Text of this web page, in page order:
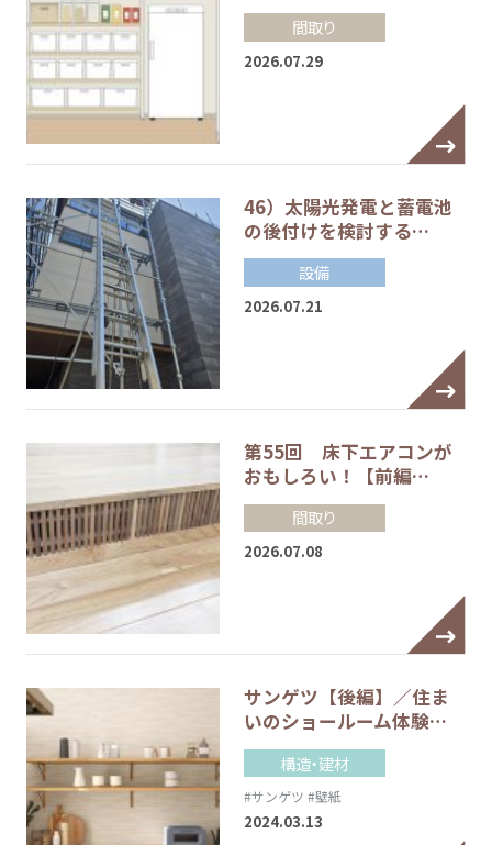
間取り
2026.07.29
46）太陽光発電と蓄電池
の後付けを検討する…
設備
2026.07.21
第55回 床下エアコンが
おもしろい！【前編…
間取り
2026.07.08
サンゲツ【後編】／住ま
いのショールーム体験…
構造・建材
#サンゲツ #壁紙
2024.03.13